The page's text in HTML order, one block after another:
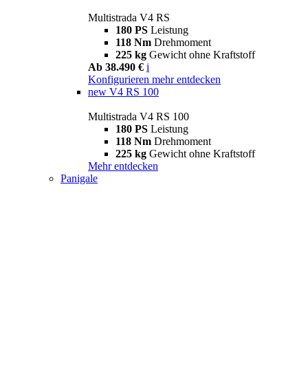
Multistrada V4 RS
180 PS Leistung
118 Nm Drehmoment
225 kg Gewicht ohne Kraftstoff
Ab 38.490 € i
Konfigurieren mehr entdecken
new V4 RS 100
Multistrada V4 RS 100
180 PS Leistung
118 Nm Drehmoment
225 kg Gewicht ohne Kraftstoff
Mehr entdecken
Panigale